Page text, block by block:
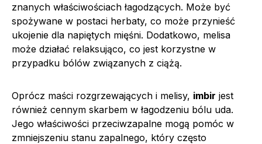
znanych właściwościach łagodzących. Może być
spożywane w postaci herbaty, co może przynieść
ukojenie dla napiętych mięśni. Dodatkowo, melisa
może działać relaksująco, co jest korzystne w
przypadku bólów związanych z ciążą.
Oprócz maści rozgrzewających i melisy, imbir jest
również cennym skarbem w łagodzeniu bólu uda.
Jego właściwości przeciwzapalne mogą pomóc w
zmniejszeniu stanu zapalnego, który często